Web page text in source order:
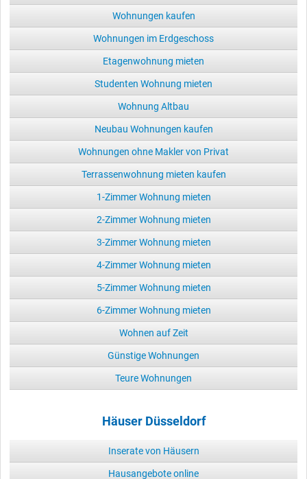
Wohnungen kaufen
Wohnungen im Erdgeschoss
Etagenwohnung mieten
Studenten Wohnung mieten
Wohnung Altbau
Neubau Wohnungen kaufen
Wohnungen ohne Makler von Privat
Terrassenwohnung mieten kaufen
1-Zimmer Wohnung mieten
2-Zimmer Wohnung mieten
3-Zimmer Wohnung mieten
4-Zimmer Wohnung mieten
5-Zimmer Wohnung mieten
6-Zimmer Wohnung mieten
Wohnen auf Zeit
Günstige Wohnungen
Teure Wohnungen
Häuser Düsseldorf
Inserate von Häusern
Hausangebote online